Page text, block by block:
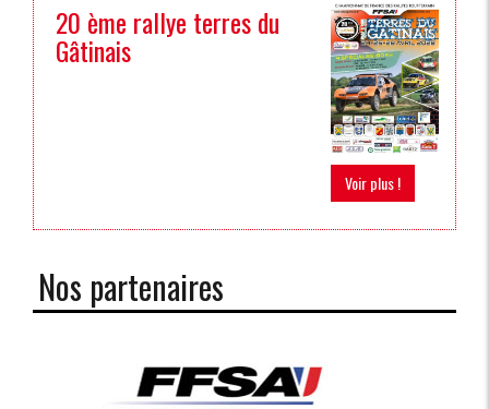
20 ème rallye terres du
Gâtinais
Voir plus !
Nos partenaires